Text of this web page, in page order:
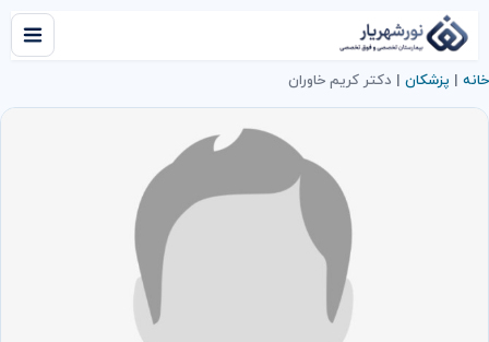
خانه | پزشکان | دکتر كريم خاوران